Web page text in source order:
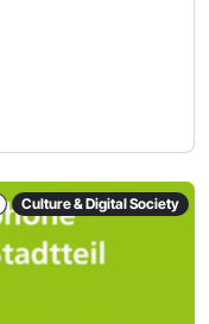
Culture & Digital Society